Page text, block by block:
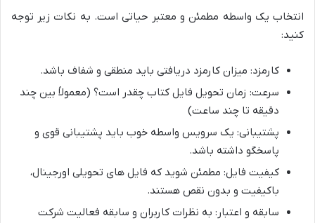
انتخاب یک واسطه مطمئن و معتبر حیاتی است. به نکات زیر توجه
کنید:
کارمزد: میزان کارمزد دریافتی باید منطقی و شفاف باشد.
سرعت: زمان تحویل فایل کتاب چقدر است؟ (معمولاً بین چند
دقیقه تا چند ساعت)
پشتیبانی: یک سرویس واسطه خوب باید پشتیبانی قوی و
پاسخگو داشته باشد.
کیفیت فایل: مطمئن شوید که فایل های تحویلی اورجینال،
باکیفیت و بدون نقص هستند.
سابقه و اعتبار: به نظرات کاربران و سابقه فعالیت شرکت